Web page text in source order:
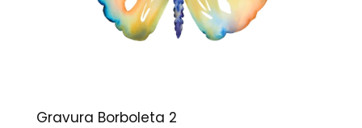
Gravura Borboleta 2